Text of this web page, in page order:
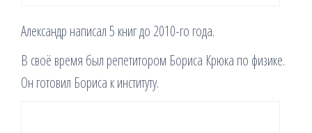
Александр написал 5 книг до 2010-го года.
В своё время был репетитором Бориса Крюка по физике.
Он готовил Бориса к институту.